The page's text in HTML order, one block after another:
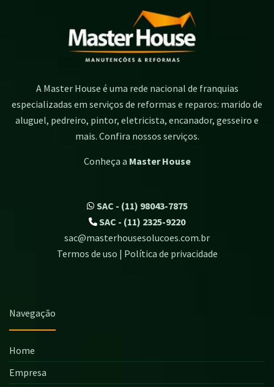
A Master House é uma rede nacional de franquias
especializadas em serviços de reformas e reparos: marido de
aluguel, pedreiro, pintor, eletricista, encanador, gesseiro e
mais. Confira nossos serviços.
Conheça a Master House
SAC - (11) 98043-7875
SAC - (11) 2325-9220
sac@masterhousesolucoes.com.br
Termos de uso | Política de privacidade
Navegação
Home
Empresa